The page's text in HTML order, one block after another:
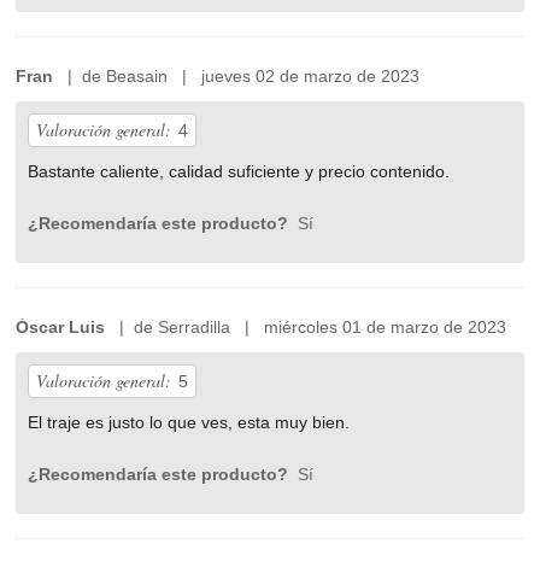
Fran | de Beasain | jueves 02 de marzo de 2023
Valoración general: 4
Bastante caliente, calidad suficiente y precio contenido.
¿Recomendaría este producto? Sí
Óscar Luis | de Serradilla | miércoles 01 de marzo de 2023
Valoración general: 5
El traje es justo lo que ves, esta muy bien.
¿Recomendaría este producto? Sí